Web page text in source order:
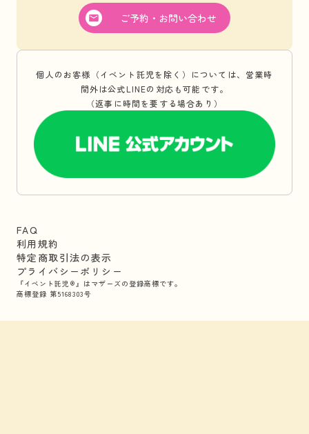
ご予約・お問い合わせ
個人のお客様（イベント託児を除く）については、営業時
間外は公式LINEの対応も可能です。
（返事に時間を要する場合あり）
FAQ
利用規約
特定商取引法の表示
プライバシーポリシー
『イベント託児®』はマザーズの登録商標です。
商標登録 第5168303号